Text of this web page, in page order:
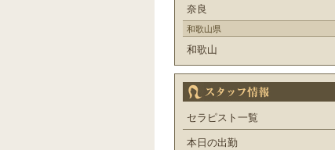
奈良
和歌山県
和歌山
セラピスト一覧
本日の出勤